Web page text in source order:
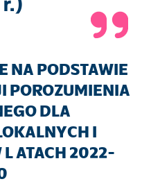
NA PODSTAWIE
POROZUMIENIA
DLA
I
ATACH 2022-